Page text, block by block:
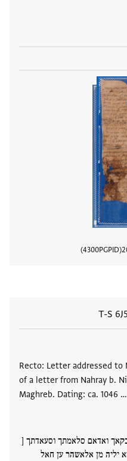
PGPID
4300
T-S
Recto: Letter addressed to
of a letter from Nahray b.
Maghreb. Dating: ca. 1046 …
ואדאם סלאמתך וסעאדתך [
יליה מן אלאשהר ען חאל